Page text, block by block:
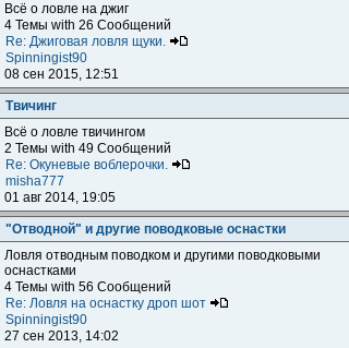
Всё о ловле на джиг
4 Темы with 26 Сообщений
Re: Джиговая ловля щуки.
Spinningist90
08 сен 2015, 12:51
Твичинг
Всё о ловле твичингом
2 Темы with 49 Сообщений
Re: Окуневые воблерочки.
misha777
01 авг 2014, 19:05
"Отводной" и другие поводковые оснастки
Ловля отводным поводком и другими поводковыми
оснастками
4 Темы with 56 Сообщений
Re: Ловля на оснастку дроп шот
Spinningist90
27 сен 2013, 14:02